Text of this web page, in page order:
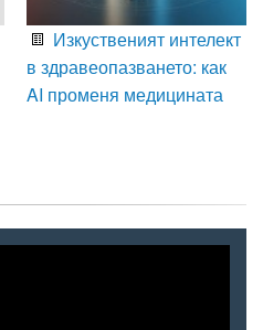
Изкуственият интелект
в здравеопазването: как
AI променя медицината